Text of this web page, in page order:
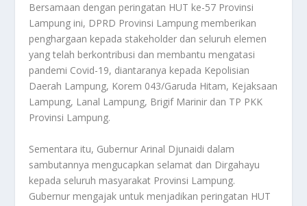
Bersamaan dengan peringatan HUT ke-57 Provinsi
Lampung ini, DPRD Provinsi Lampung memberikan
penghargaan kepada stakeholder dan seluruh elemen
yang telah berkontribusi dan membantu mengatasi
pandemi Covid-19, diantaranya kepada Kepolisian
Daerah Lampung, Korem 043/Garuda Hitam, Kejaksaan
Lampung, Lanal Lampung, Brigif Marinir dan TP PKK
Provinsi Lampung.
Sementara itu, Gubernur Arinal Djunaidi dalam
sambutannya mengucapkan selamat dan Dirgahayu
kepada seluruh masyarakat Provinsi Lampung.
Gubernur mengajak untuk menjadikan peringatan HUT